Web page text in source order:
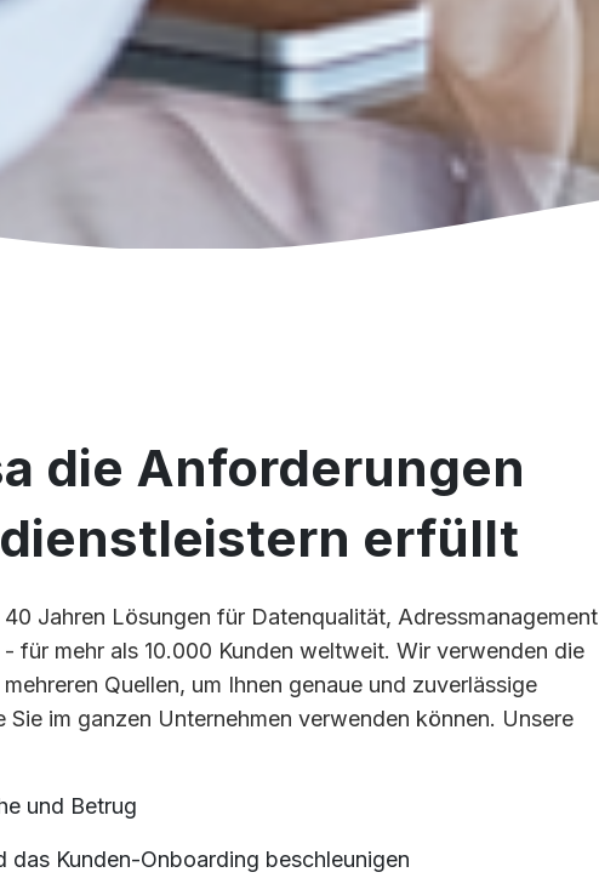
die Anforderungen
erfüllt
Jahren Lösungen für Datenqualität, Adressmanagement
für mehr als 10.000 Kunden weltweit. Wir verwenden die
Quellen, um Ihnen genaue und zuverlässige
Sie im ganzen Unternehmen verwenden können. Unsere
und Betrug
das Kunden-Onboarding beschleunigen